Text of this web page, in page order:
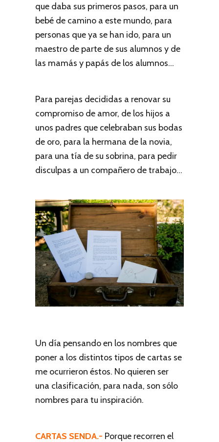
que daba sus primeros pasos, para un
bebé de camino a este mundo, para
personas que ya se han ido, para un
maestro de parte de sus alumnos y de
las mamás y papás de los alumnos...
Para parejas decididas a renovar su
compromiso de amor, de los hijos a
unos padres que celebraban sus bodas
de oro, para la hermana de la novia,
para una tía de su sobrina, para pedir
disculpas a un compañero de trabajo...
Un día pensando en los nombres que
poner a los distintos tipos de cartas se
me ocurrieron éstos. No quieren ser
una clasificación, para nada, son sólo
nombres para tu inspiración.
CARTAS SENDA.- Porque recorren el